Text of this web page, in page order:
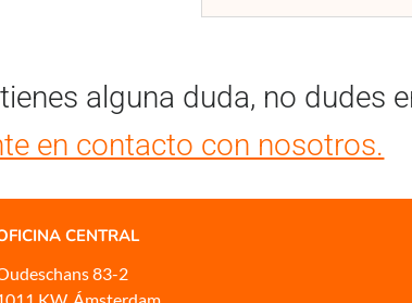
alguna duda, no dudes
en contacto con nosotros.
CENTRAL
83-2